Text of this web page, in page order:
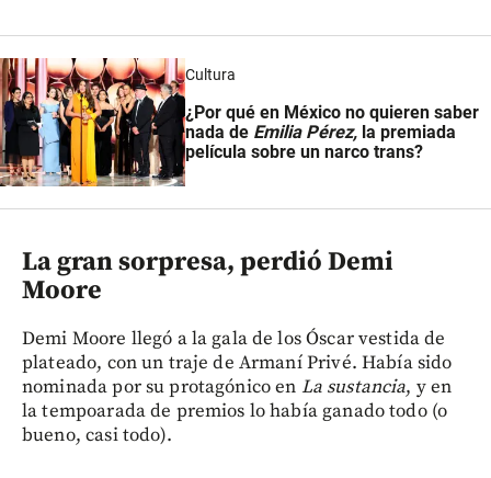
Cultura
¿Por qué en México no quieren saber
nada de Emilia Pérez, la premiada
película sobre un narco trans?
La gran sorpresa, perdió Demi
Moore
Demi Moore llegó a la gala de los Óscar vestida de
plateado, con un traje de Armaní Privé. Había sido
nominada por su protagónico en La sustancia, y en
la tempoarada de premios lo había ganado todo (o
bueno, casi todo).